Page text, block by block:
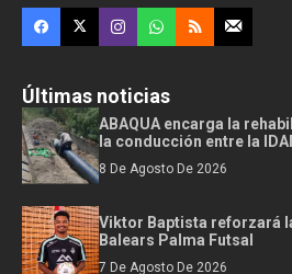
Últimas noticias
ABAQUA encarga la
la conducción entre la
8 De Agosto De 2026
Viktor Baptista reforzará
Balears Palma Futsal
7 De Agosto De 2026